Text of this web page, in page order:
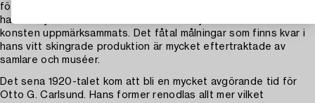
försörjde sig som konstkritiker under många år. Först idag har
hans betydelse som konstnär och banbrytare i den moderna
konsten uppmärksammats. Det fåtal målningar som finns kvar i
hans vitt skingrade produktion är mycket eftertraktade av
samlare och muséer.
Det sena 1920-talet kom att bli en mycket avgörande tid för
Otto G. Carlsund. Hans former renodlas allt mer vilket